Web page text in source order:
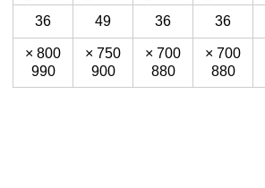
36
36
49
36
700 ×
880
700 ×
880
750 ×
900
800 ×
990